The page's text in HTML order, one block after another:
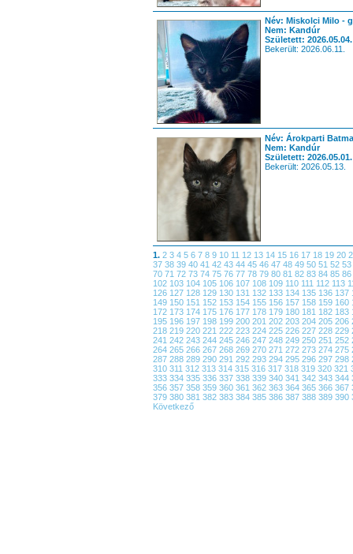
Név: Miskolci Milo -
Nem: Kandúr
Született: 2026.05.04.
Bekerült: 2026.06.11.
Név: Árokparti
Nem: Kandúr
Született: 2026.05.01.
Bekerült: 2026.05.13.
1. 2 3 4 5 6 7 8 9 10 11 12 13 14 15 16 17 18 19 20
37 38 39 40 41 42 43 44 45 46 47 48 49 50 51 52 53
70 71 72 73 74 75 76 77 78 79 80 81 82 83 84 85 86
102 103 104 105 106 107 108 109 110 111 112 113
126 127 128 129 130 131 132 133 134 135 136 137
149 150 151 152 153 154 155 156 157 158 159 160
172 173 174 175 176 177 178 179 180 181 182 183
195 196 197 198 199 200 201 202 203 204 205 206
218 219 220 221 222 223 224 225 226 227 228 229
241 242 243 244 245 246 247 248 249 250 251 252
264 265 266 267 268 269 270 271 272 273 274 275
287 288 289 290 291 292 293 294 295 296 297 298
310 311 312 313 314 315 316 317 318 319 320 321
333 334 335 336 337 338 339 340 341 342 343 344
356 357 358 359 360 361 362 363 364 365 366 367
379 380 381 382 383 384 385 386 387 388 389 390
Következő